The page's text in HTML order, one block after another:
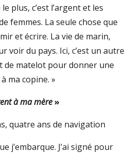
plus, c’est l’argent et les
femmes. La seule chose que
et écrire. La vie de marin,
voir du pays. Ici, c’est un autre
de matelot pour donner une
ma copine. »
à ma mère»
quatre ans de navigation
j’embarque. J’ai signé pour